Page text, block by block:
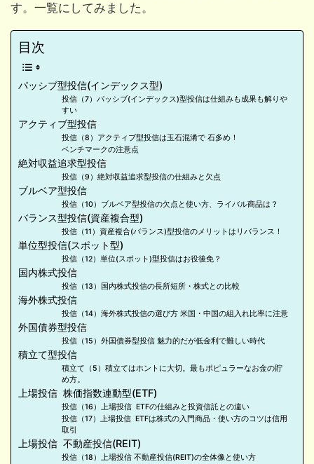
す。一覧にしてみました。
目次
パッシブ型投信(インデックス型)
投信（7）パッシブ(インデックス)型投信は仕組みも成果も解りや
すい
アクティブ型投信
投信（8）アクティブ型投信は玉石混淆で 石多め！
ベンチマークの注意点
絶対収益追求型投信
投信（9）絶対収益追求型投信の仕組みと欠点
ブルベア型投信
投信（10）ブルベア型投信の欠点と使い方、ライバル商品は？
バランス型投信(資産複合型)
投信（11）資産複合(バランス)型投信のメリットはリバランス！
単位型投信(スポット型)
投信（12）単位(スポット)型投信はお役後免？
国内株式投信
投信（13）国内株式投信の長所短所・株式との比較
海外株式投信
投信（14）海外株式投信の選び方 米国・中国の組入れ比率に注意
外国債券型投信
投信（15）外国債券型投信 魅力的だが低金利で難しい時代
積立て型投信
積立て（5）積立てはホントに大切。最もポピュラーなお金の貯
め方。
上場投信 株価指数連動型(ETF)
投信（16）上場投信 ETFの仕組みと投資信託との違い
投信（17）上場投信 ETFは株式の入門商品・使い方のコツは信用
取引
上場投信 不動産投信(REIT)
投信（18）上場投信 不動産投信(REIT)の全体像と使い方